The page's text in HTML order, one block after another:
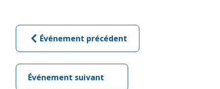
Événement précédent
Événement suivant